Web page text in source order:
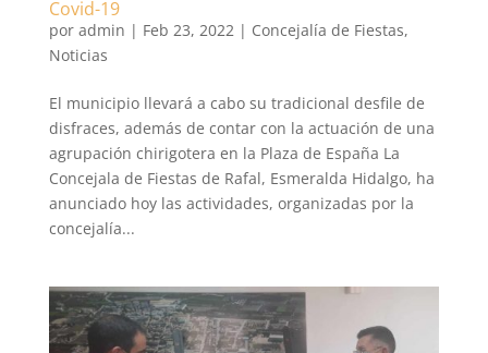
Covid-19
por admin | Feb 23, 2022| Concejalía de Fiestas,
Noticias
El municipio llevará a cabo su tradicional desfile de
disfraces, además de contar con la actuación de una
agrupación chirigotera en la Plaza de España La
Concejala de Fiestas de Rafal, Esmeralda Hidalgo, ha
anunciado hoy las actividades, organizadas por la
concejalía...